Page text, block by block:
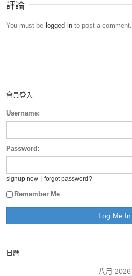
評論
You must be logged in to post a comment.
會員登入
Username:
Password:
signup now forgot password?
Remember Me
日曆
八月 2026